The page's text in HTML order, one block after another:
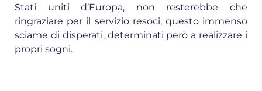
Stati uniti d’Europa, non resterebbe che
ringraziare per il servizio resoci, questo immenso
sciame di disperati, determinati però a realizzare i
propri sogni.